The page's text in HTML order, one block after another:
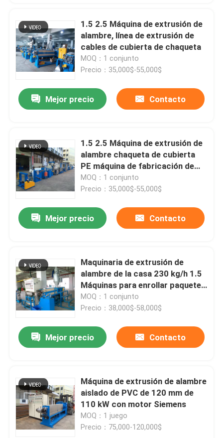
1.5 2.5 Máquina de extrusión de
alambre, línea de extrusión de
cables de cubierta de chaqueta
MOQ：1 conjunto
Precio：35,000$-55,000$
Mejor precio Contacto
1.5 2.5 Máquina de extrusión de
alambre chaqueta de cubierta
PE máquina de fabricación de
cables de PVC
MOQ：1 conjunto
Precio：35,000$-55,000$
Mejor precio Contacto
Maquinaria de extrusión de
alambre de la casa 230 kg/h 1.5
Máquinas para enrollar paquetes
de alta velocidad
MOQ：1 conjunto
Precio：38,000$-58,000$
Mejor precio Contacto
Máquina de extrusión de alambre
aislado de PVC de 120 mm de
110 kW con motor Siemens
MOQ：1 juego
Precio：75,000-120,000$